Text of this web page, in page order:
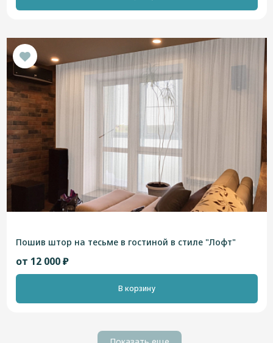
Пошив штор на тесьме в гостиной в стиле "Лофт"
от 12 000 ₽
В корзину